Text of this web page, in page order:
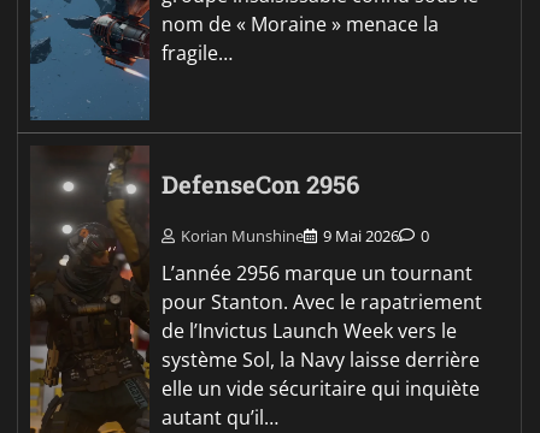
nom de « Moraine » menace la
fragile…
DefenseCon 2956
Korian Munshine 9 Mai 2026 0
L’année 2956 marque un tournant
pour Stanton. Avec le rapatriement
de l’Invictus Launch Week vers le
système Sol, la Navy laisse derrière
elle un vide sécuritaire qui inquiète
autant qu’il…